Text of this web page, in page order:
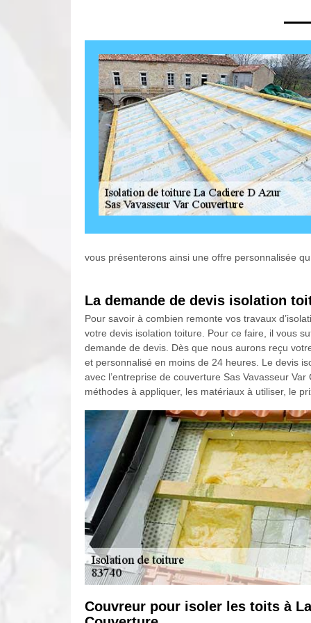
vous présenterons ainsi une offre personnalisée
La demande de devis isolation
Pour savoir à combien remonte vos travaux
votre devis isolation toiture. Pour ce faire, il vous
demande de devis. Dès que nous aurons reçu
et personnalisé en moins de 24 heures. Le devis
avec l’entreprise de couverture Sas Vavasseur
méthodes à appliquer, les matériaux à utiliser, le
Couvreur pour isoler les toits à